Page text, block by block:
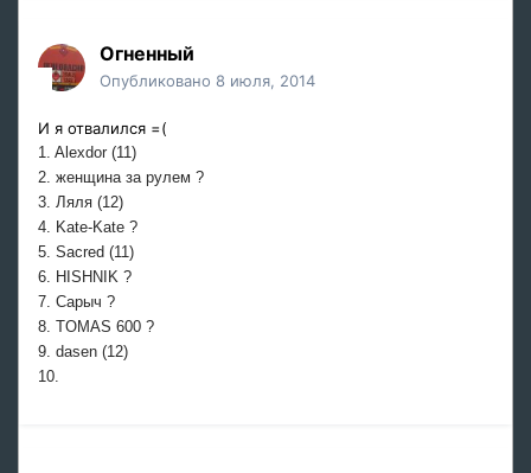
Огненный
Опубликовано 8 июля, 2014
И я отвалился =(
1. Alexdor (11)
2. женщина за рулем ?
3. Ляля (12)
4. Kate-Kate ?
5. Sacred (11)
6. HISHNIK ?
7. Сарыч ?
8. TOMAS 600 ?
9. dasen (12)
10.